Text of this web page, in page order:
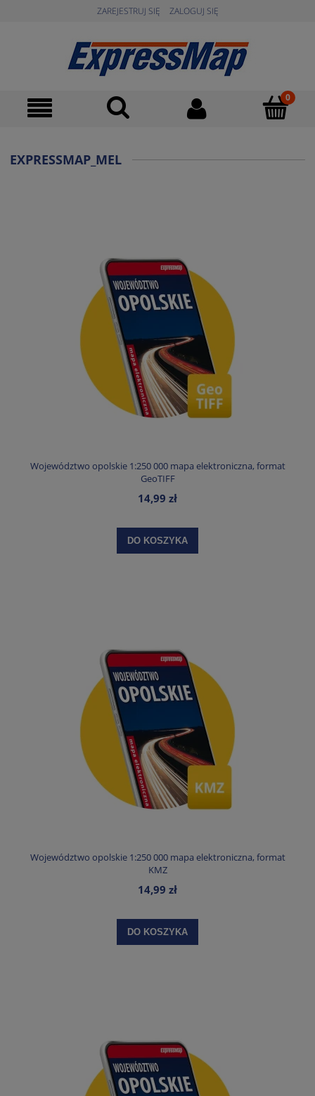
ZAREJESTRUJ SIĘ ZALOGUJ SIĘ
EXPRESSMAP_MEL
Województwo opolskie 1:250 000 mapa elektroniczna, format
GeoTIFF
14,99 zł
DO KOSZYKA
Województwo opolskie 1:250 000 mapa elektroniczna, format
KMZ
14,99 zł
DO KOSZYKA